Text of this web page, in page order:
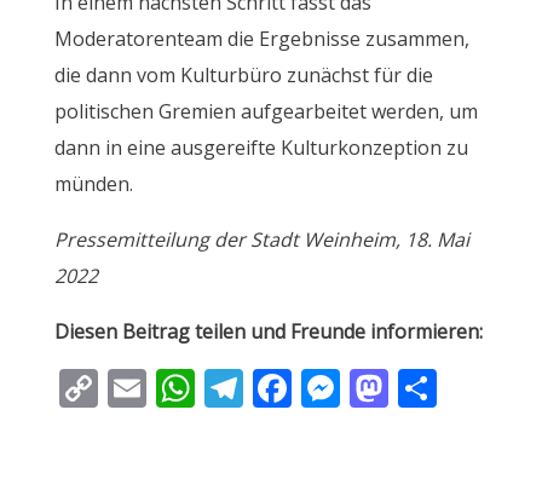
Moderatorenteam die Ergebnisse zusammen,
die dann vom Kulturbüro zunächst für die
politischen Gremien aufgearbeitet werden, um
dann in eine ausgereifte Kulturkonzeption zu
münden.
Pressemitteilung der Stadt Weinheim, 18. Mai
2022
Diesen Beitrag teilen und Freunde informieren:
C E W T F M M T